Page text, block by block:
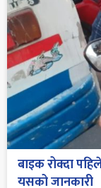
बाइक रोक्दा
यसको जानकारी